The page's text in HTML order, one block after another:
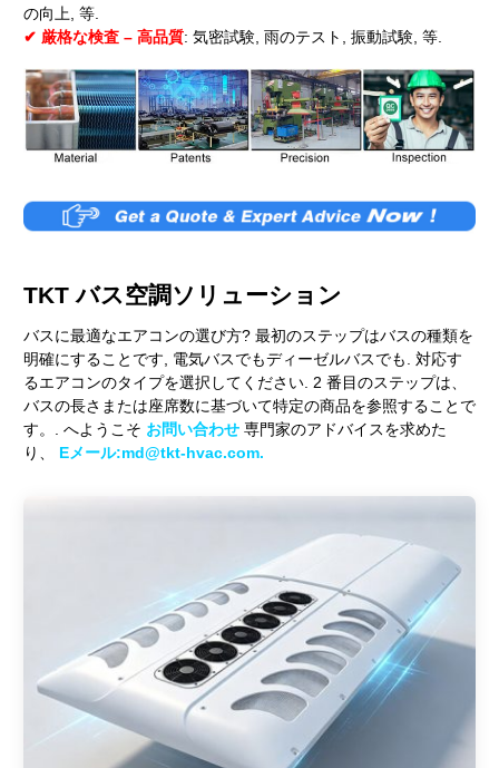
の向上, 等.
✔ 厳格な検査 – 高品質: 気密試験, 雨のテスト, 振動試験, 等.
TKT バス空調ソリューション
バスに最適なエアコンの選び方? 最初のステップはバスの種類を
明確にすることです, 電気バスでもディーゼルバスでも. 対応す
るエアコンのタイプを選択してください. 2 番目のステップは、
バスの長さまたは座席数に基づいて特定の商品を参照することで
す。. へようこそ お問い合わせ 専門家のアドバイスを求めた
り、
Eメール:md@tkt-hvac.com.